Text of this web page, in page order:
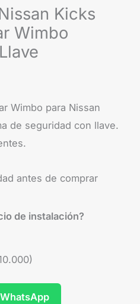
Kicks
Wimbo
Wimbo para Nissan
de seguridad con llave.
antes de comprar
de instalación?
)